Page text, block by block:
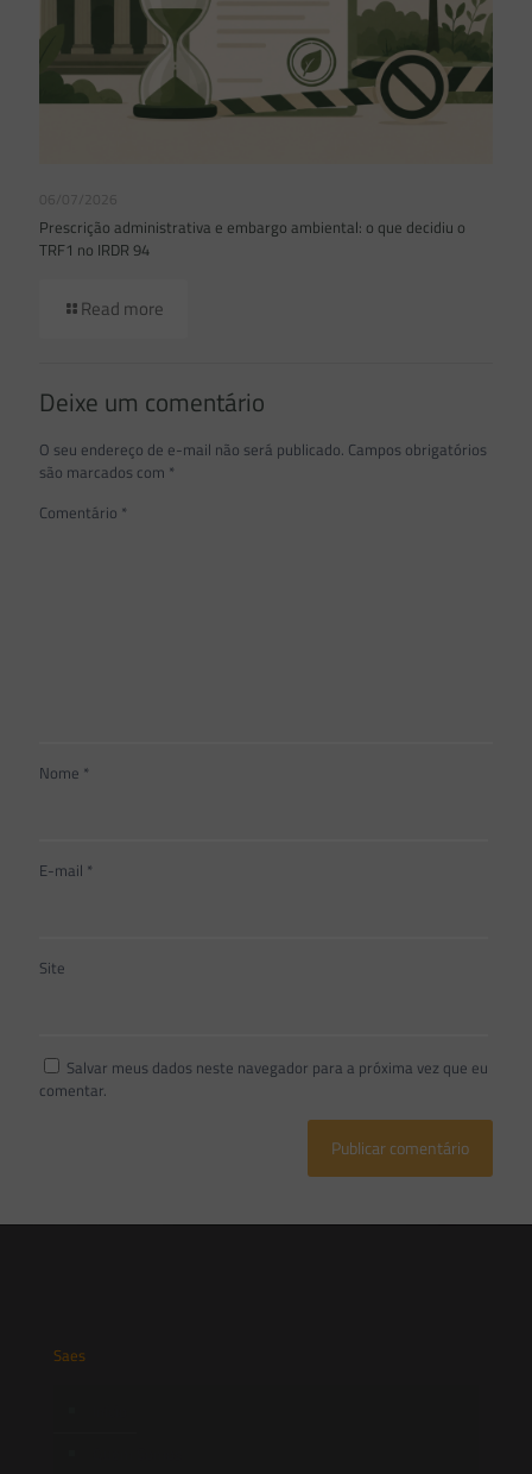
06/07/2026
Prescrição administrativa e embargo ambiental: o que decidiu o
TRF1 no IRDR 94
Read more
Deixe um comentário
O seu endereço de e-mail não será publicado. Campos obrigatórios
são marcados com *
Comentário *
Nome *
E-mail *
Site
Salvar meus dados neste navegador para a próxima vez que eu
comentar.
Saes